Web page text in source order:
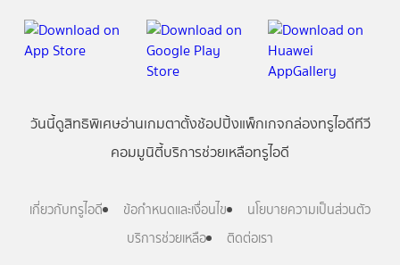
วันนี้ดูสิทธิพิเศษอ่านเกมตาตั้งช้อปปิ้งแพ็กเกจกล่องทรูไอดีทีวี
คอมมูนิตี้บริการช่วยเหลือทรูไอดี
เกี่ยวกับทรูไอดี ข้อกำหนดและเงื่อนไข
นโยบายความเป็นส่วนตัว
บริการช่วยเหลือ
ติดต่อเรา